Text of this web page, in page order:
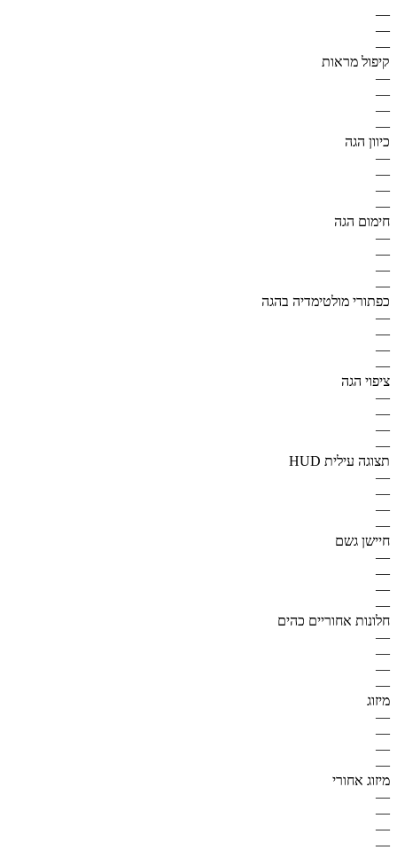
—
—
—
קיפול מראות
—
—
—
—
כיוון הגה
—
—
—
—
חימום הגה
—
—
—
—
כפתורי מולטימדיה בהגה
—
—
—
—
ציפוי הגה
—
—
—
—
תצוגה עילית HUD
—
—
—
—
חיישן גשם
—
—
—
—
חלונות אחוריים כהים
—
—
—
—
מיזוג
—
—
—
—
מיזוג אחורי
—
—
—
—